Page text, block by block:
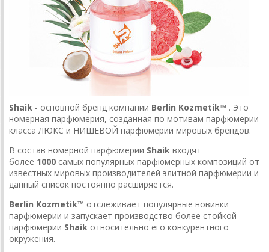
Shaik - основной бренд компании Berlin Kozmetik™ . Это
номерная парфюмерия, созданная по мотивам парфюмерии
класса ЛЮКС и НИШЕВОЙ парфюмерии мировых брендов.
В состав номерной парфюмерии Shaik входят
более 1000 самых популярных парфюмерных композиций от
известных мировых производителей элитной парфюмерии и
данный список постоянно расширяется.
Berlin Kozmetik™ отслеживает популярные новинки
парфюмерии и запускает производство более стойкой
парфюмерии Shaik относительно его конкурентного
окружения.